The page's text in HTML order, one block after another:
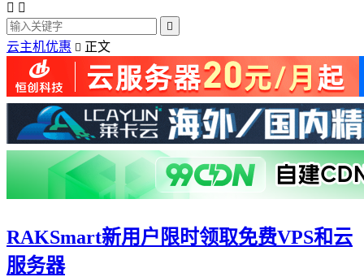
 

云主机优惠  正文
RAKSmart新用户限时领取免费VPS和云
服务器